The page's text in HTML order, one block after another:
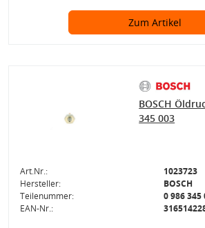
Zum Artikel
BOSCH
345 003
Art.Nr.:
1023723
Hersteller:
BOSCH
Teilenummer:
0 986 345
EAN-Nr.: